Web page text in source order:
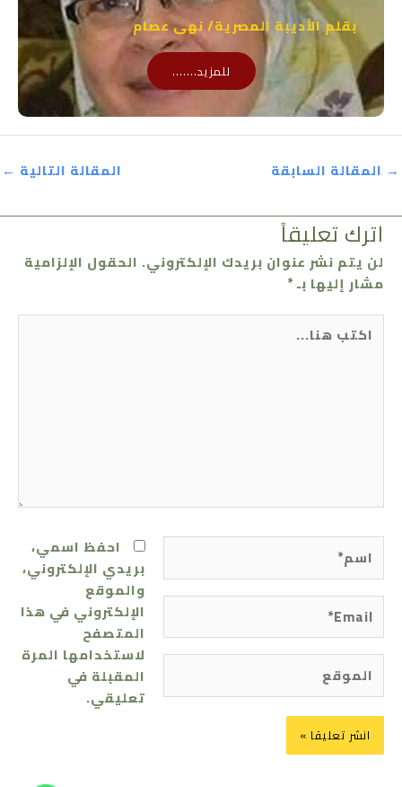
بقلم الأديبة المصرية/ نهى عصام
للمزيد.......
→ المقالة السابقة المقالة التالية ←
اترك تعليقاً
لن يتم نشر عنوان بريدك الإلكتروني. الحقول الإلزامية
مشار إليها بـ*
اكتب
هنا...
Email*
الموقع
احفظ اسمي،
بريدي الإلكتروني،
والموقع
الإلكتروني في هذا
المتصفح
لاستخدامها المرة
المقبلة في
تعليقي.